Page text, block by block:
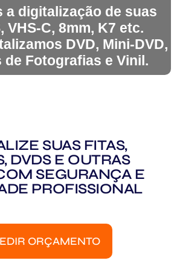
a digitalização de suas
VHS-C, 8mm, K7 etc.
DVD, Mini-DVD,
de Fotografias e Vinil.
SUAS FITAS,
DVDS E OUTRAS
SEGURANÇA E
PROFISSIONAL
ORÇAMENTO